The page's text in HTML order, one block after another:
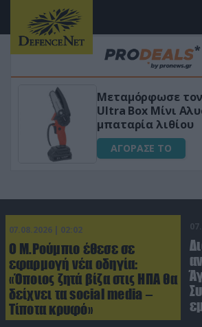
Μεταμόρφωσε τον
Ultra Box Μίνι
μπαταρία λιθίου
ΑΓΟΡΑΣΕ ΤΟ
07.08.2026 | 02:02
Ο Μ.Ρούμπιο έθεσε σε
εφαρμογή νέα οδηγία:
«Όποιος ζητά βίζα στις ΗΠΑ θα
δείχνει τα social media –
Τίποτα κρυφό»